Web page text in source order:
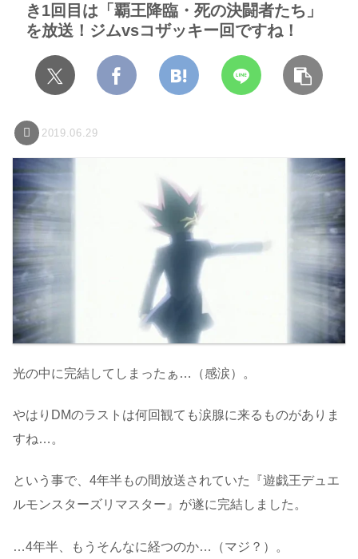
き1回目は「覇王降臨・死の決闘者たち」
を放送！ジムvsコザッキー回ですね！
2019.06.29
光の中に完結してしまったぁ…（感涙）。
やはりDMのラストは何回観ても涙腺に来るものがありま
すね…。
という事で、4年半もの間放送されていた『遊戯王デュエ
ルモンスターズリマスター』が遂に完結しました。
…4年半、もうそんなに経つのか…（マジ？）。